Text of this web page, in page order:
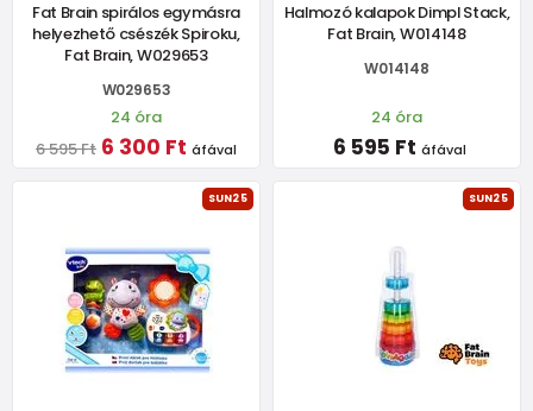
Fat Brain spirálos egymásra
helyezhető csészék Spiroku,
Fat Brain, W029653
W029653
24 óra
6 595 Ft 6 300 Ft áfával
Halmozó kalapok Dimpl Stack,
Fat Brain, W014148
W014148
24 óra
6 595 Ft áfával
SUN25 SUN25